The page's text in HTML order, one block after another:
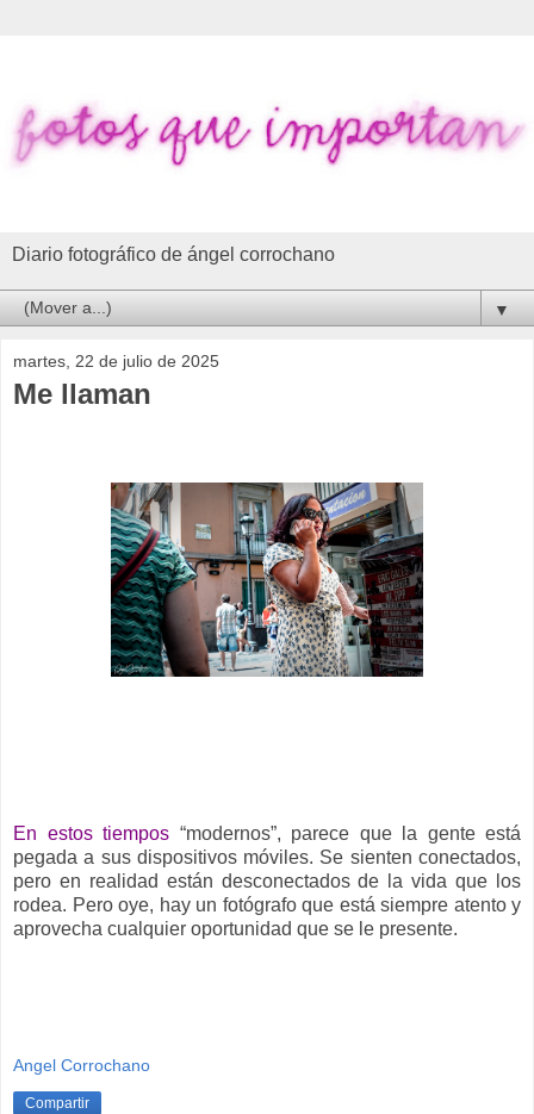
Diario fotográfico de ángel corrochano
▼
martes, 22 de julio de 2025
Me llaman
En estos tiempos “modernos”, parece que la gente está
pegada a sus dispositivos móviles. Se sienten conectados,
pero en realidad están desconectados de la vida que los
rodea. Pero oye, hay un fotógrafo que está siempre atento y
aprovecha cualquier oportunidad que se le presente.
Angel Corrochano
Compartir